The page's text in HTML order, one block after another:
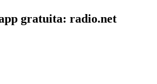
gratuita: radio.net